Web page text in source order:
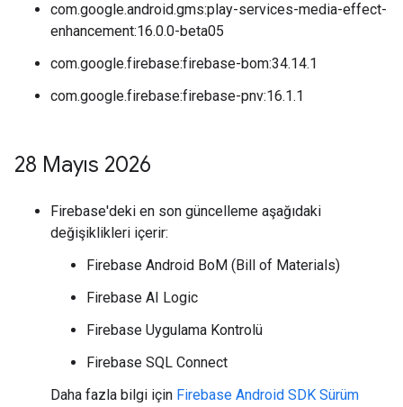
com.google.android.gms:play-services-media-effect-
enhancement:16.0.0-beta05
com.google.firebase:firebase-bom:34.14.1
com.google.firebase:firebase-pnv:16.1.1
28 Mayıs 2026
Firebase'deki en son güncelleme aşağıdaki
değişiklikleri içerir:
Firebase Android BoM (Bill of Materials)
Firebase AI Logic
Firebase Uygulama Kontrolü
Firebase SQL Connect
Daha fazla bilgi için Firebase Android SDK Sürüm